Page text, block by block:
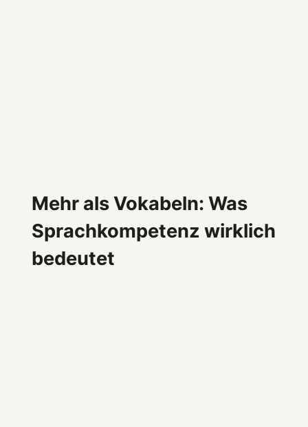
Mehr als Vokabeln: Was
Sprachkompetenz wirklich
bedeutet